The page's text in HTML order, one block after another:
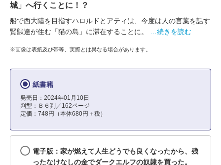
城」へ行くことに！？
船で西大陸を目指すハロルドとアティは、今度は人の言葉を話す
賢獣達が住む「猫の島」に滞在することに。
…続きを読む
※画像は表紙及び帯等、実際とは異なる場合があります。
紙書籍
発売日：2024年01月10日
判型：Ｂ６判／162ページ
定価：748円（本体680円＋税）
電子版：家が燃えて人生どうでも良くなったから、残
ったなけなしの金でダークエルフの奴隷を買った。